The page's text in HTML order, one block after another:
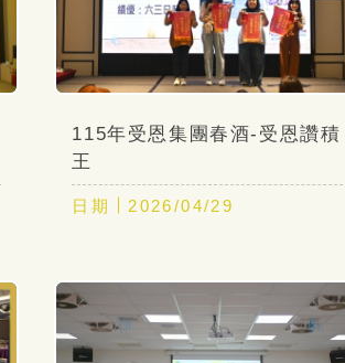
115年受恩集團春酒-受恩讚積
王
日期 2026/04/29